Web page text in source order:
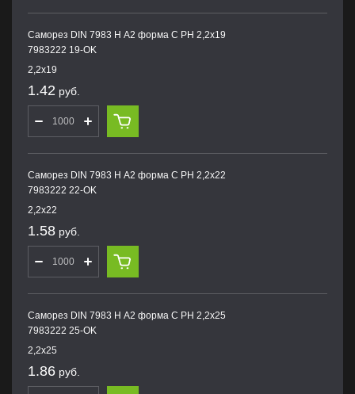
Саморез DIN 7983 H А2 форма С PH 2,2х19
7983222 19-OK
2,2х19
1.42 руб.
Саморез DIN 7983 H А2 форма С PH 2,2х22
7983222 22-OK
2,2х22
1.58 руб.
Саморез DIN 7983 H А2 форма С PH 2,2х25
7983222 25-OK
2,2х25
1.86 руб.